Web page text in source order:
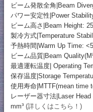
ビーム発散全角|Beam
パワー安定性|Power
ビーム高さ|Beam Height:
製冷方式|Temperature
予熱時間|Warm Up Time:
ビーム品質|Beam
最適運転温度| Operating
保存温度|Storage
使用寿命|MTTF(mean time
レーザー器寸法|Laser
mm³ (詳しくはこちら！)